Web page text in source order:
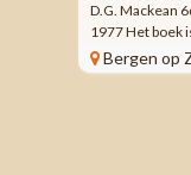
D.G. Mackean
1977 Het boek
geïllustreerd
werk is vooral
Bergen op